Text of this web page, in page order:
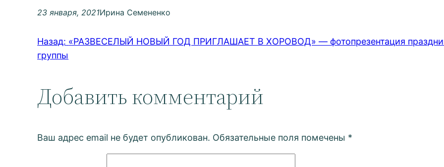
23 января, 2021Ирина Семененко
Назад: «РАЗВЕСЕЛЫЙ НОВЫЙ ГОД ПРИГЛАШАЕТ В ХОРОВОД» — фотопрезентация
группы
Добавить комментарий
Ваш адрес email не будет опубликован. Обязательные поля помечены *